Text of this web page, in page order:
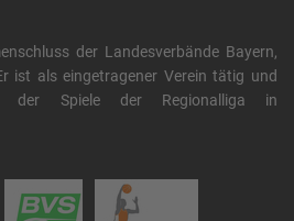
der Landesverbände Bayern,
ist als eingetragener Verein tätig und
der Spiele der Regionalliga in